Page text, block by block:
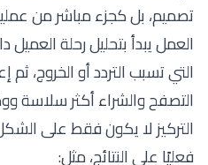
تصميم، بل كجزء مباشر من
العمل يبدأ بتحليل رحلة
التي تسبب التردد أو الخروج،
التصفح والشراء أكثر سلاسة
التركيز لا يكون فقط على
فعليًا على النتائج، مثل: